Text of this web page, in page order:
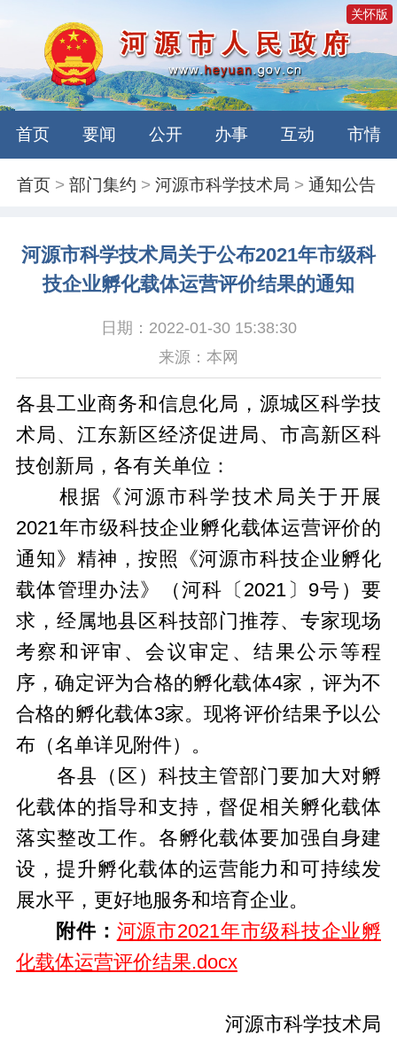
关怀版
首页 要闻 公开 办事 互动 市情
首页 >部门集约 >河源市科学技术局 >通知公告
河源市科学技术局关于公布2021年市级科
技企业孵化载体运营评价结果的通知
日期：2022-01-30 15:38:30
来源：本网
各县工业商务和信息化局，源城区科学技
术局、江东新区经济促进局、市高新区科
技创新局，各有关单位：
根据《河源市科学技术局关于开展
2021年市级科技企业孵化载体运营评价的
通知》精神，按照《河源市科技企业孵化
载体管理办法》（河科〔2021〕9号）要
求，经属地县区科技部门推荐、专家现场
考察和评审、会议审定、结果公示等程
序，确定评为合格的孵化载体4家，评为不
合格的孵化载体3家。现将评价结果予以公
布（名单详见附件）。
各县（区）科技主管部门要加大对孵
化载体的指导和支持，督促相关孵化载体
落实整改工作。各孵化载体要加强自身建
设，提升孵化载体的运营能力和可持续发
展水平，更好地服务和培育企业。
附件： 河源市2021年市级科技企业孵
化载体运营评价结果.docx
河源市科学技术局